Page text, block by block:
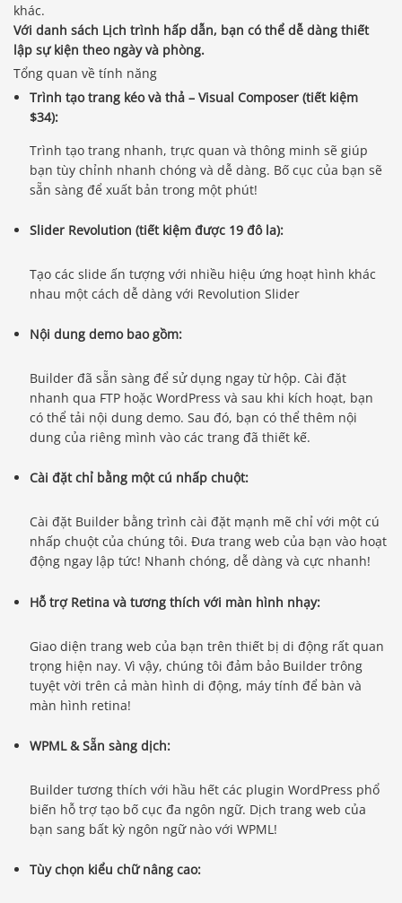
khác.
Với danh sách Lịch trình hấp dẫn, bạn có thể dễ dàng thiết
lập sự kiện theo ngày và phòng.
Tổng quan về tính năng
Trình tạo trang kéo và thả – Visual Composer (tiết kiệm
$34):
Trình tạo trang nhanh, trực quan và thông minh sẽ giúp
bạn tùy chỉnh nhanh chóng và dễ dàng. Bố cục của bạn sẽ
sẵn sàng để xuất bản trong một phút!
Slider Revolution (tiết kiệm được 19 đô la):
Tạo các slide ấn tượng với nhiều hiệu ứng hoạt hình khác
nhau một cách dễ dàng với Revolution Slider
Nội dung demo bao gồm:
Builder đã sẵn sàng để sử dụng ngay từ hộp. Cài đặt
nhanh qua FTP hoặc WordPress và sau khi kích hoạt, bạn
có thể tải nội dung demo. Sau đó, bạn có thể thêm nội
dung của riêng mình vào các trang đã thiết kế.
Cài đặt chỉ bằng một cú nhấp chuột:
Cài đặt Builder bằng trình cài đặt mạnh mẽ chỉ với một cú
nhấp chuột của chúng tôi. Đưa trang web của bạn vào hoạt
động ngay lập tức! Nhanh chóng, dễ dàng và cực nhanh!
Hỗ trợ Retina và tương thích với màn hình nhạy:
Giao diện trang web của bạn trên thiết bị di động rất quan
trọng hiện nay. Vì vậy, chúng tôi đảm bảo Builder trông
tuyệt vời trên cả màn hình di động, máy tính để bàn và
màn hình retina!
WPML & Sẵn sàng dịch:
Builder tương thích với hầu hết các plugin WordPress phổ
biến hỗ trợ tạo bố cục đa ngôn ngữ. Dịch trang web của
bạn sang bất kỳ ngôn ngữ nào với WPML!
Tùy chọn kiểu chữ nâng cao: